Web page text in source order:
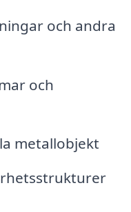
och andra
och
metallobjekt